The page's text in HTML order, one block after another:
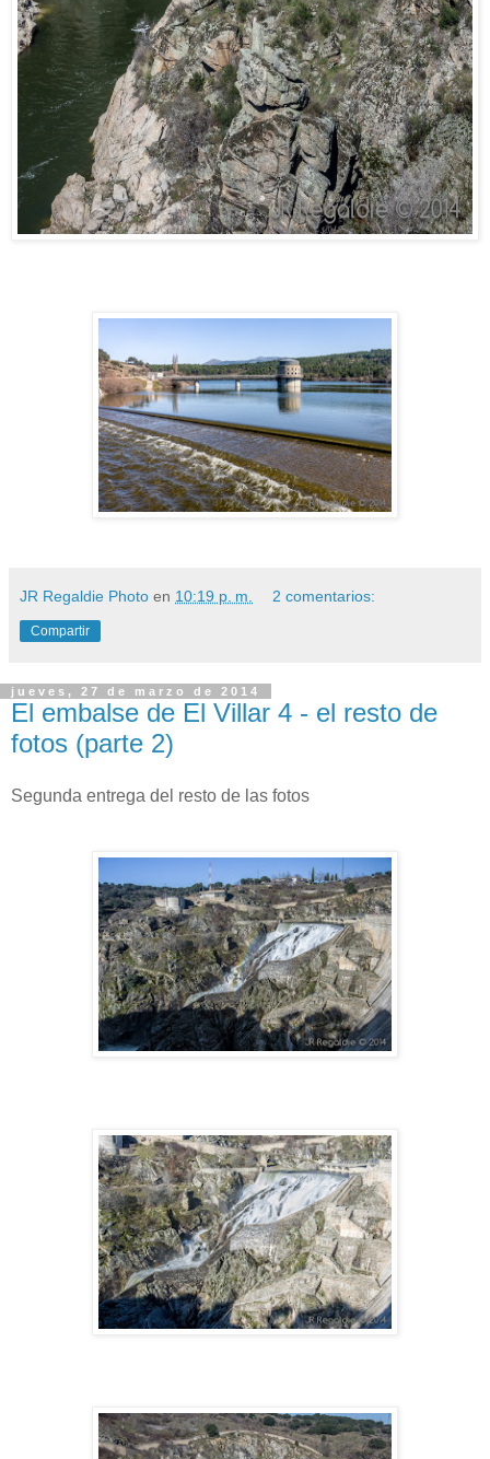
JR Regaldie Photo en 10:19 p. m. 2 comentarios:
Compartir
jueves, 27 de marzo de 2014
El embalse de El Villar 4 - el resto de
fotos (parte 2)
Segunda entrega del resto de las fotos